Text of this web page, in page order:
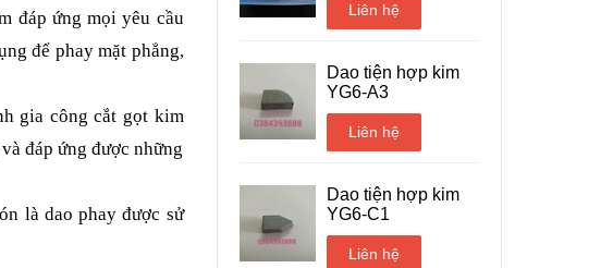
đáp ứng mọi yêu cầu
để phay mặt phẳng,
gia công cắt gọt kim
đáp ứng được những
là dao phay được sử
Liên hệ
Dao tiện hợp kim
YG6-A3
Liên hệ
Dao tiện hợp kim
YG6-C1
Liên hệ